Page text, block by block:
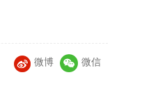
微博 微信